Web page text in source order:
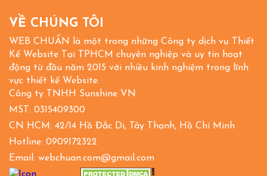
VỀ CHÚNG TÔI
WEB CHUẨN là một trong những Công ty dịch vụ Thiết
Kế Website Tại TPHCM chuyên nghiệp và uy tín hoạt
động từ đầu năm 2015 với nhiều kinh nghiệm trong lĩnh
vực thiết kế Website.
Công ty TNHH Sunshine VN
MST: 0315409300
CN HCM: 42/14 Hồ Đắc Di, Tây Thạnh, Hồ Chí Minh
Hotline: 0909172322
Email: webchuan.com@gmail.com